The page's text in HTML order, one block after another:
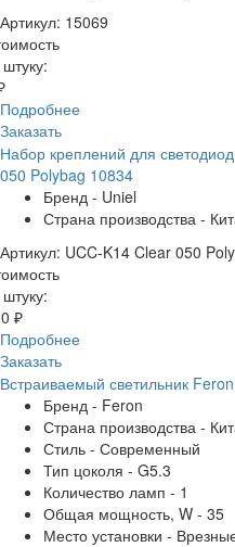
Артикул: 15069
Подробнее
Заказать
Набор креплений для
050 Polybag 10834
Бренд - Uniel
Страна производства -
Артикул: UCC-K14 Clear 050
₽
Подробнее
Заказать
Встраиваемый светильник
Бренд - Feron
Страна производства -
Стиль - Современный
Тип цоколя - G5.3
Количество ламп - 1
Общая мощность, W - 35
Место установки -